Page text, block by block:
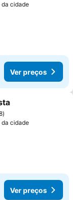
da cidade
Ver preços
favoritos
da cidade
Ver preços